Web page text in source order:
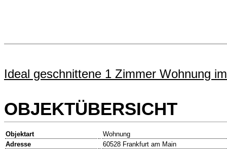
Ideal geschnittene 1 Zimmer Wohnung
OBJEKTÜBERSICHT
Objektart
Wohnung
Adresse
60528 Frankfurt am Main